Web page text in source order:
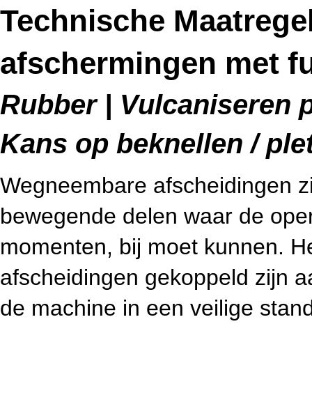
Technische
afschermingen met
Rubber | Vulcaniseren
Kans op beknellen /
Wegneembare afscheidingen
bewegende delen waar de
momenten, bij moet kunnen.
afscheidingen gekoppeld zijn
de machine in een veilige